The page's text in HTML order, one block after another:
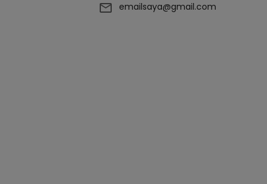
emailsaya@gmail.com